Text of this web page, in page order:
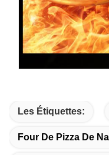
Les Étiquettes:
Four De Pizza De